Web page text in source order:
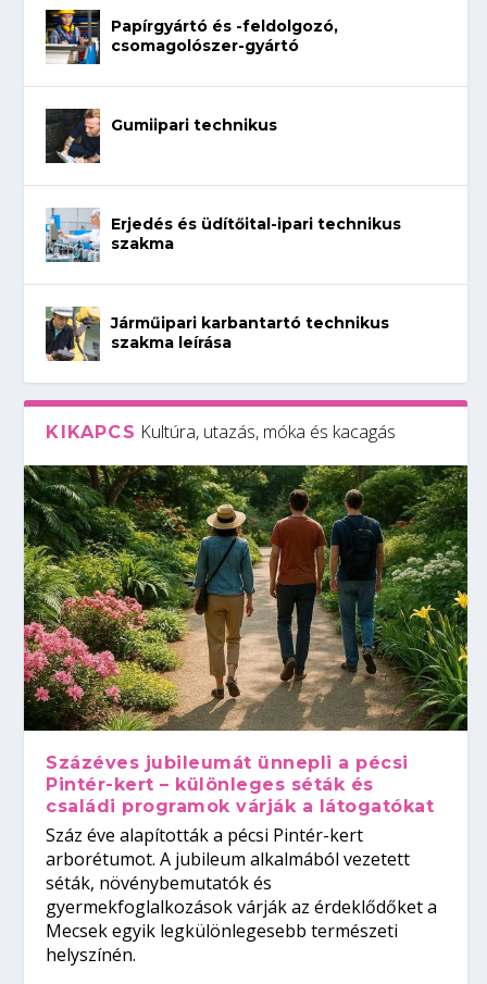
Papírgyártó és -feldolgozó,
csomagolószer-gyártó
Gumiipari technikus
Erjedés és üdítőital-ipari technikus
szakma
Járműipari karbantartó technikus
szakma leírása
KIKAPCS Kultúra, utazás, móka és kacagás
Százéves jubileumát ünnepli a pécsi
Pintér-kert – különleges séták és
családi programok várják a látogatókat
Száz éve alapították a pécsi Pintér-kert
arborétumot. A jubileum alkalmából vezetett
séták, növénybemutatók és
gyermekfoglalkozások várják az érdeklődőket a
Mecsek egyik legkülönlegesebb természeti
helyszínén.